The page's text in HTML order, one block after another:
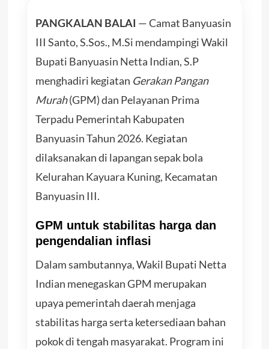
PANGKALAN BALAI — Camat Banyuasin
III Santo, S.Sos., M.Si mendampingi Wakil
Bupati Banyuasin Netta Indian, S.P
menghadiri kegiatan Gerakan Pangan
Murah(GPM) dan Pelayanan Prima
Terpadu Pemerintah Kabupaten
Banyuasin Tahun 2026. Kegiatan
dilaksanakan di lapangan sepak bola
Kelurahan Kayuara Kuning, Kecamatan
Banyuasin III.
GPM untuk stabilitas harga dan
pengendalian inflasi
Dalam sambutannya, Wakil Bupati Netta
Indian menegaskan GPM merupakan
upaya pemerintah daerah menjaga
stabilitas harga serta ketersediaan bahan
pokok di tengah masyarakat. Program ini